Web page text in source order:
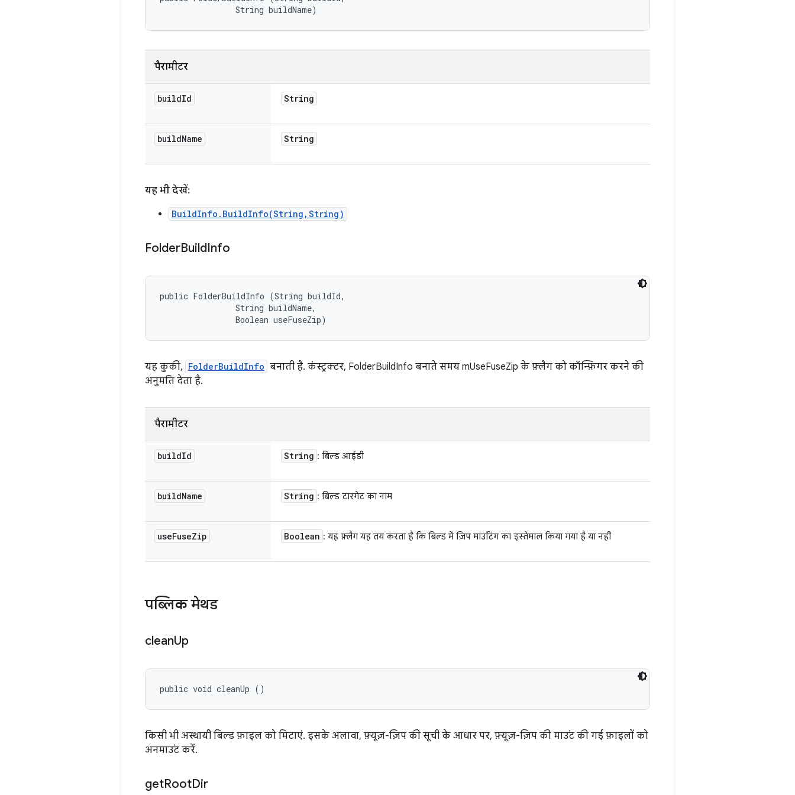
                String buildName)
पैरामीटर
buildId String
buildName String
यह भी देखें:
BuildInfo.BuildInfo(String,String)
FolderBuildInfo
public FolderBuildInfo (String buildId,
                String buildName,
                Boolean useFuseZip)
यह कुकी, FolderBuildInfo बनाती है. कंस्ट्रक्टर, FolderBuildInfo बनाते समय mUseFuseZip के फ़्लैग को कॉन्फ़िगर करने की
अनुमति देता है.
पैरामीटर
buildId String : बिल्ड आईडी
buildName String : बिल्ड टारगेट का नाम
useFuseZip Boolean : यह फ़्लैग यह तय करता है कि बिल्ड में ज़िप माउंटिंग का इस्तेमाल किया गया है या नहीं
पब्लिक मेथड
cleanUp
public void cleanUp ()
किसी भी अस्थायी बिल्ड फ़ाइल को मिटाएं. इसके अलावा, फ़्यूज़-ज़िप की सूची के आधार पर, फ़्यूज़-ज़िप की माउंट की गई फ़ाइलों को
अनमाउंट करें.
getRootDir